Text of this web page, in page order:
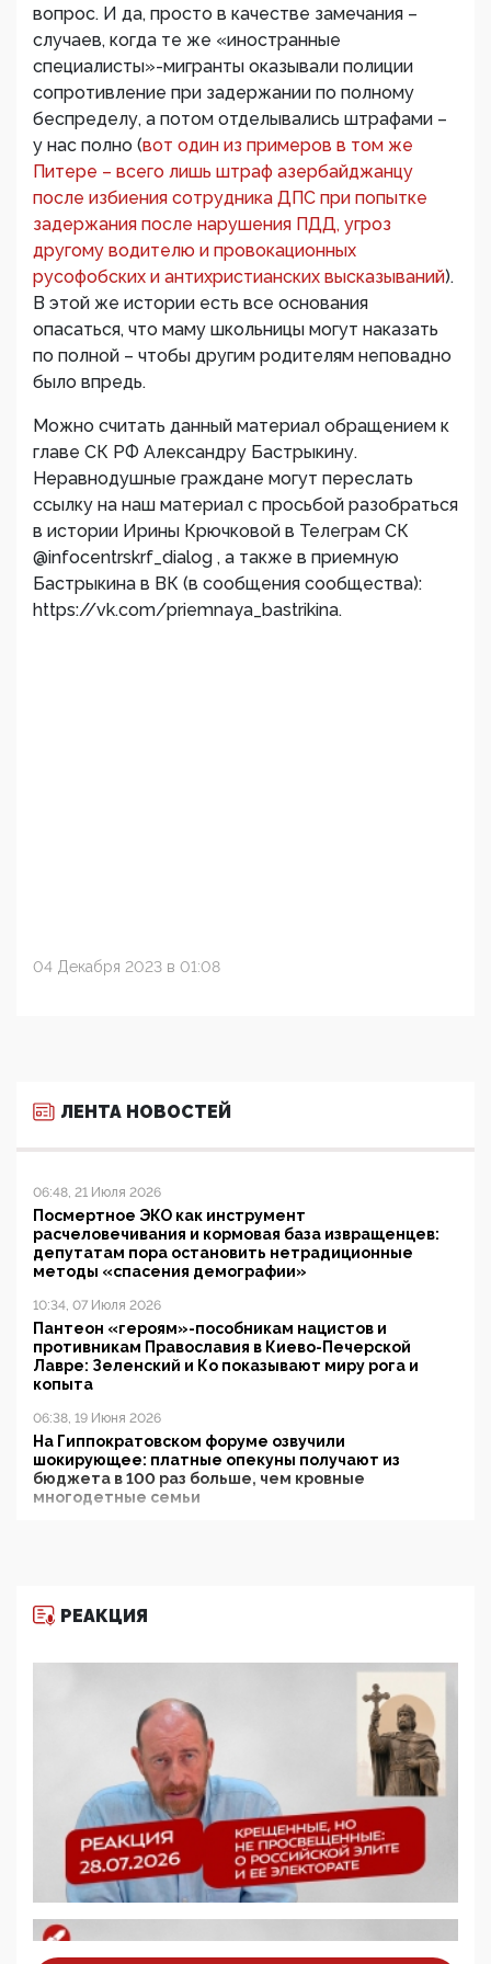
вопрос. И да, просто в качестве замечания –
случаев, когда те же «иностранные
специалисты»-мигранты оказывали полиции
сопротивление при задержании по полному
беспределу, а потом отделывались штрафами –
у нас полно (вот один из примеров в том же
Питере – всего лишь штраф азербайджанцу
после избиения сотрудника ДПС при попытке
задержания после нарушения ПДД, угроз
другому водителю и провокационных
русофобских и антихристианских высказываний).
В этой же истории есть все основания
опасаться, что маму школьницы могут наказать
по полной – чтобы другим родителям неповадно
было впредь.
Можно считать данный материал обращением к
главе СК РФ Александру Бастрыкину.
Неравнодушные граждане могут переслать
ссылку на наш материал с просьбой разобраться
в истории Ирины Крючковой в Телеграм СК
@infocentrskrf_dialog , а также в приемную
Бастрыкина в ВК (в сообщения сообщества):
https://vk.com/priemnaya_bastrikina.
04 Декабря 2023 в 01:08
ЛЕНТА НОВОСТЕЙ
06:48, 21 Июля 2026
Посмертное ЭКО как инструмент
расчеловечивания и кормовая база извращенцев:
депутатам пора остановить нетрадиционные
методы «спасения демографии»
10:34, 07 Июля 2026
Пантеон «героям»-пособникам нацистов и
противникам Православия в Киево-Печерской
Лавре: Зеленский и Ко показывают миру рога и
копыта
06:38, 19 Июня 2026
На Гиппократовском форуме озвучили
шокирующее: платные опекуны получают из
бюджета в 100 раз больше, чем кровные
многодетные семьи
11:53, 09 Июня 2026
деятельность ИИТО ЮНЕСКО в России, но
цифроглобалисты продолжают определять
повестку в образовании
09:43, 01 Июня 2026
5G за счет здоровья граждан: Минцифры намерено
отобрать у регионов и муниципалитетов право
защищать жилые дома и социальные объекты от
05:58, 26 Мая 2026
Роскомнадзор освободили от борца с
деструктивным и опасным контентом
07:39, 25 Мая 2026
РЕАКЦИЯ